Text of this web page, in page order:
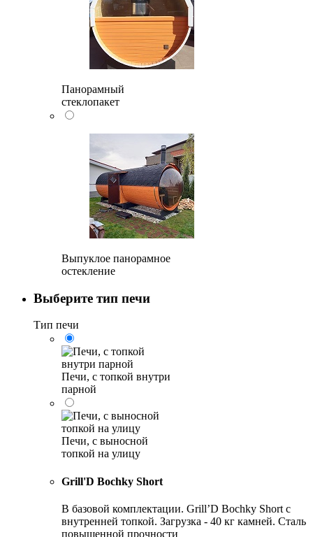
Панорамный
стеклопакет
Выпуклое панорамное
остекление
Выберите тип печи
Тип печи
Печи, с топкой внутри
парной
Печи, с выносной
топкой на улицу
Grill'D Bochky Short
В базовой комплектации. Grill’D Bochky Short с
внутренней топкой. Загрузка - 40 кг камней. Сталь
повышенной прочности